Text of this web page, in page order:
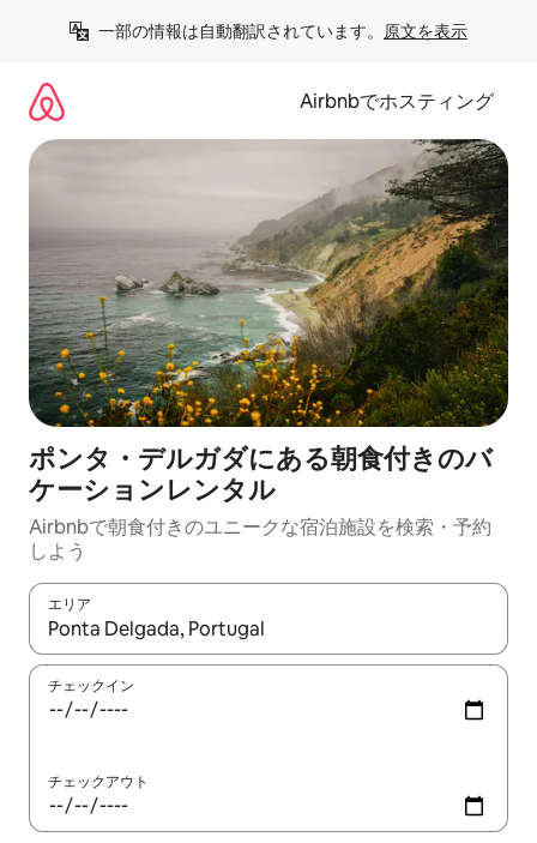
一部の情報は自動翻訳されています。 原文を表示
Airbnbでホスティング
ポンタ・デルガダにある朝食付きのバ
ケーションレンタル
Airbnbで朝食付きのユニークな宿泊施設を検索・予約
しよう
エリア
検索結果が表示されたら、上下の矢印キーを使って移動するか
チェックイン
チェックアウト